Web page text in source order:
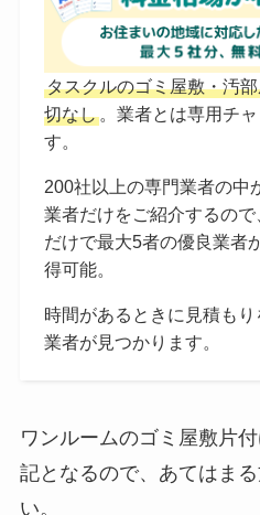
タスクルのゴミ屋敷・汚
切なし
。業者とは専用チ
す。
200社以上の専門業者の中
業者だけをご紹介するの
だけで最大5者の優良業者
得可能。
時間があるときに見積も
業者が見つかります。
ワンルームのゴミ屋敷片
記となるので、あてはま
い。